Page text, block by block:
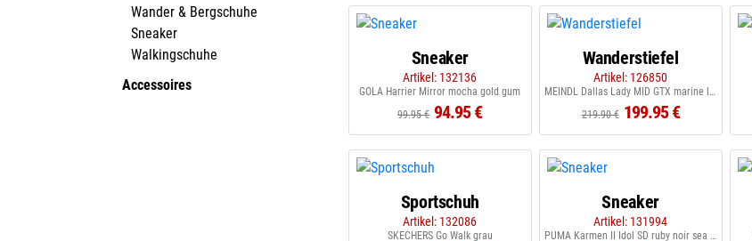
Wander & Bergschuhe
Sneaker
Walkingschuhe
Accessoires
Sneaker
Artikel: 132136
GOLA Harrier Mirror mocha gold gum
99.95 € 94.95 €
Wanderstiefel
Artikel: 126850
MEINDL Dallas Lady MID GTX marine lemon
219.90 € 199.95 €
Sportschuh
Artikel: 132086
SKECHERS Go Walk grau
Sneaker
Artikel: 131994
PUMA Karmen II Idol SD ruby noir sea illusion